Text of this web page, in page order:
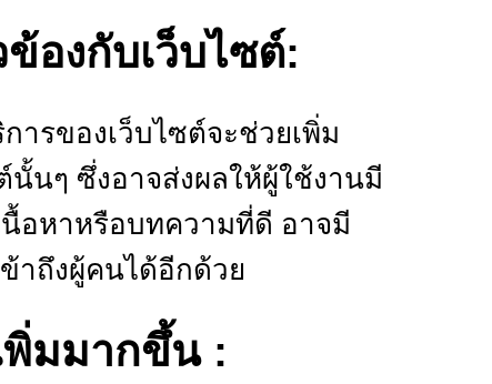
องกับเว็บไซต์:
ารของเว็บไซต์จะช่วยเพิ่ม
นั้นๆ ซึ่งอาจส่งผลให้ผู้ใช้งานมี
อหาหรือบทความที่ดี อาจมี
าถึงผู้คนได้อีกด้วย
พิ่มมากขึ้น :